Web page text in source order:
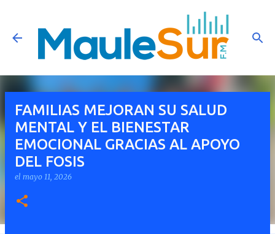
Ir al contenido principal
FAMILIAS MEJORAN SU SALUD
MENTAL Y EL BIENESTAR
EMOCIONAL GRACIAS AL APOYO
DEL FOSIS
el mayo 11, 2026